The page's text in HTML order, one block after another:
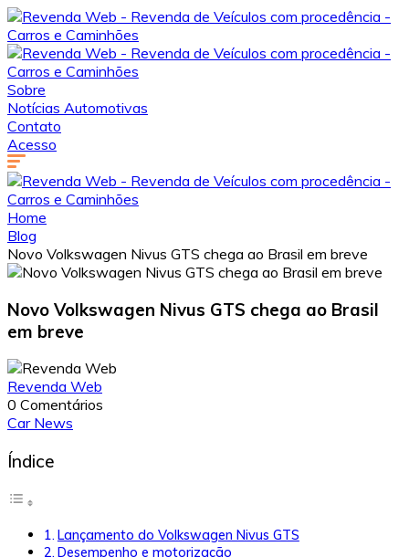
Sobre
Notícias Automotivas
Contato
Acesso
Home
Blog
Novo Volkswagen Nivus GTS chega ao Brasil em breve
Novo Volkswagen Nivus GTS chega ao Brasil
em breve
Revenda Web
0 Comentários
Car News
Índice
Lançamento do Volkswagen Nivus GTS
Desempenho e motorização